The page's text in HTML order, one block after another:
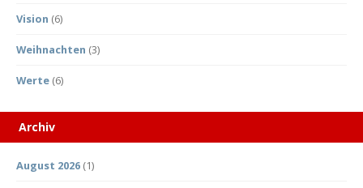
Vision (6)
Weihnachten (3)
Werte (6)
Archiv
August 2026 (1)